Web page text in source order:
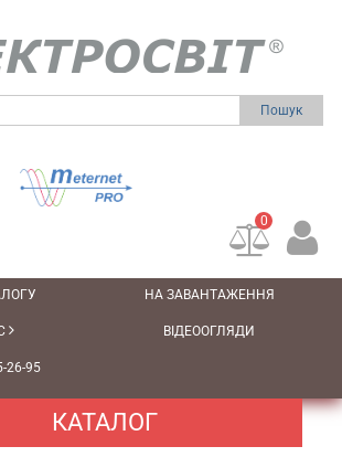
Пошук
0
КАТАЛОГ
НА ЗАВАНТАЖЕННЯ
ВІДЕООГЛЯДИ
26-95